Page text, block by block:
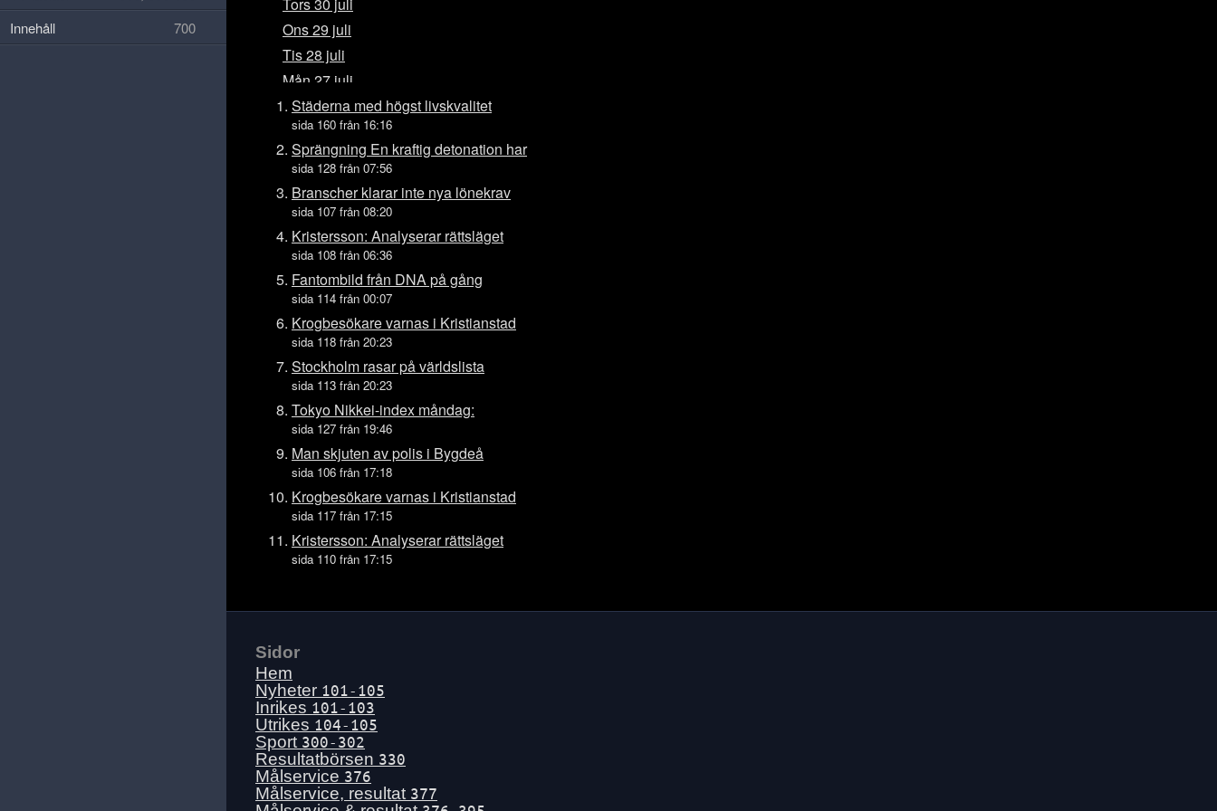
Tors 30 juli
Ons 29 juli
Tis 28 juli
Mån 27 juli
Sön 26 juli
Lör 25 juli
Fre 24 juli
Ons 22 juli
Tis 21 juli
Mån 20 juli
Sön 19 juli
Lör 18 juli
Fre 17 juli
Tors 16 juli
Ons 15 juli
Tis 14 juli
Mån 13 juli
Sön 12 juli
Fre 10 juli
Tors 9 juli
Ons 8 juli
Mån 6 juli
Lör 4 juli
Fre 3 juli
Tors 2 juli
Ons 1 juli
Tis 30 juni
Mån 29 juni
Städerna med högst livskvalitet
sida 160 från 16:16
Sprängning En kraftig detonation har
sida 128 från 07:56
Branscher klarar inte nya lönekrav
sida 107 från 08:20
Kristersson: Analyserar rättsläget
sida 108 från 06:36
Fantombild från DNA på gång
sida 114 från 00:07
Krogbesökare varnas i Kristianstad
sida 118 från 20:23
Stockholm rasar på världslista
sida 113 från 20:23
Tokyo Nikkei-index måndag:
sida 127 från 19:46
Man skjuten av polis i Bygdeå
sida 106 från 17:18
Krogbesökare varnas i Kristianstad
sida 117 från 17:15
Kristersson: Analyserar rättsläget
sida 110 från 17:15
Sidor
Hem
Nyheter 101-105
Inrikes 101-103
Utrikes 104-105
Sport 300-302
Resultatbörsen 330
Målservice 376
Målservice, resultat 377
Innehåll
700